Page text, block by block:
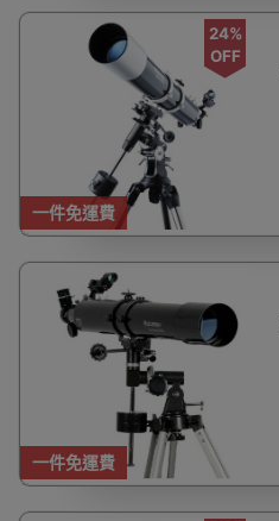
一件免運費
24%
OFF
一件免運費